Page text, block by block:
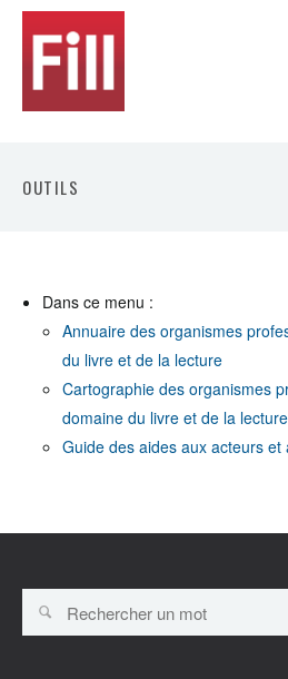
OUTILS
Dans ce menu :
Annuaire des organismes
du livre et de la lecture
Cartographie des organismes
domaine du livre et de la lecture
Guide des aides aux acteurs et